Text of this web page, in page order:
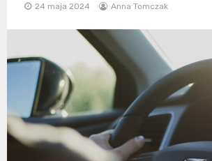
24 maja 2024 Anna Tomczak